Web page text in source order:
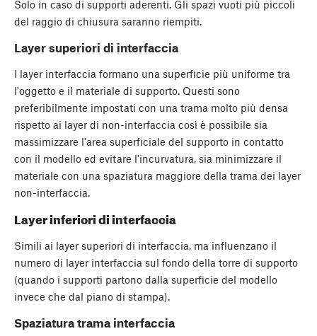
Solo in caso di supporti aderenti. Gli spazi vuoti più piccoli
del raggio di chiusura saranno riempiti.
Layer superiori di interfaccia
I layer interfaccia formano una superficie più uniforme tra
l'oggetto e il materiale di supporto. Questi sono
preferibilmente impostati con una trama molto più densa
rispetto ai layer di non-interfaccia così è possibile sia
massimizzare l'area superficiale del supporto in contatto
con il modello ed evitare l'incurvatura, sia minimizzare il
materiale con una spaziatura maggiore della trama dei layer
non-interfaccia.
Layer inferiori di interfaccia
Simili ai layer superiori di interfaccia, ma influenzano il
numero di layer interfaccia sul fondo della torre di supporto
(quando i supporti partono dalla superficie del modello
invece che dal piano di stampa).
Spaziatura trama interfaccia